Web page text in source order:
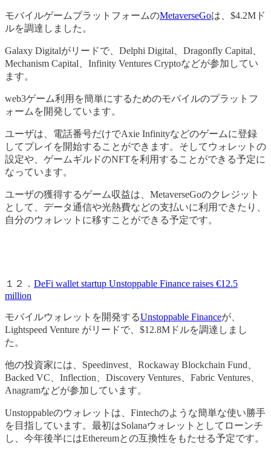
モバイルゲームプラットフォームのMetaverseGoは、$4.2Mド
ルを調達しました。
Galaxy Digitalがリードで、Delphi Digital、Dragonfly Capital、
Mechanism Capital、Infinity Ventures Cryptoなどが参加してい
ます。
web3ゲーム利用を簡単にするためのモバイルのプラットフ
ォームを開発しています。
ユーザは、電話番号だけでAxie Infinityなどのゲームに登録
してプレイを開始することができます。そしてウォレットの
設定や、ゲームギルドのNFTを利用することができる予定に
なっています。
ユーザの獲得するゲーム収益は、MetaverseGoのクレジット
として、データ通信や光熱費などの支払いに利用できたり、
自分のウォレットに移すことができる予定です。
１２． DeFi wallet startup Unstoppable Finance raises €12.5
million
モバイルウォレットを開発するUnstoppable Financeが、
Lightspeed Venture がリードで、$12.8Mドルを調達しまし
た。
他の投資家には、Speedinvest、Rockaway Blockchain Fund、
Backed VC、Inflection、Discovery Ventures、Fabric Ventures、
Anagramなどが参加しています。
Unstoppableのウォレットは、Fintechのような簡単な使い勝手
を目指しています。最初はSolanaウォレットとしてローンチ
し、今年後半にはEthereumとの互換性をもたせる予定です。